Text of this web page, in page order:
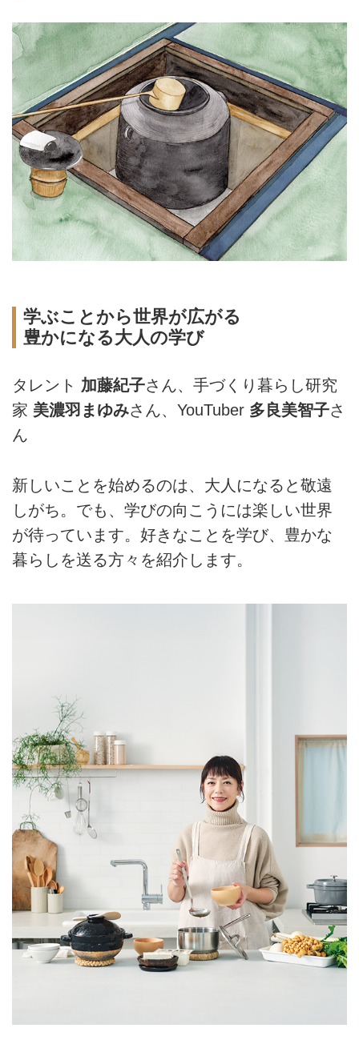
学ぶことから世界が広がる
豊かになる大人の学び
タレント 加藤紀子さん、手づくり暮らし研究
家 美濃羽まゆみさん、YouTuber 多良美智子さ
ん
新しいことを始めるのは、大人になると敬遠
しがち。でも、学びの向こうには楽しい世界
が待っています。好きなことを学び、豊かな
暮らしを送る方々を紹介します。